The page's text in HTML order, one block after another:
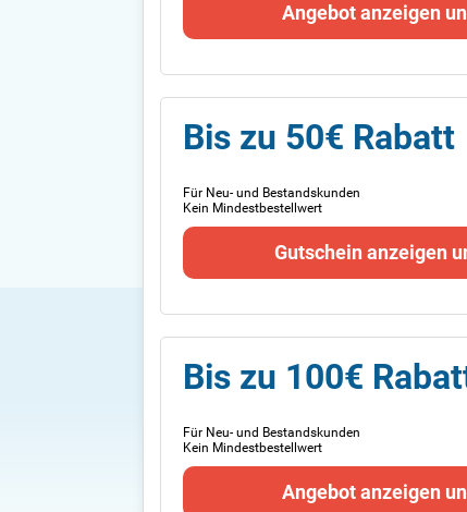
Angebot anzeigen
Bis zu 50€ Rabatt
Für Neu- und Bestandskunden
Kein Mindestbestellwert
Gutschein anzeigen
Bis zu 100€
Für Neu- und Bestandskunden
Kein Mindestbestellwert
Angebot anzeigen